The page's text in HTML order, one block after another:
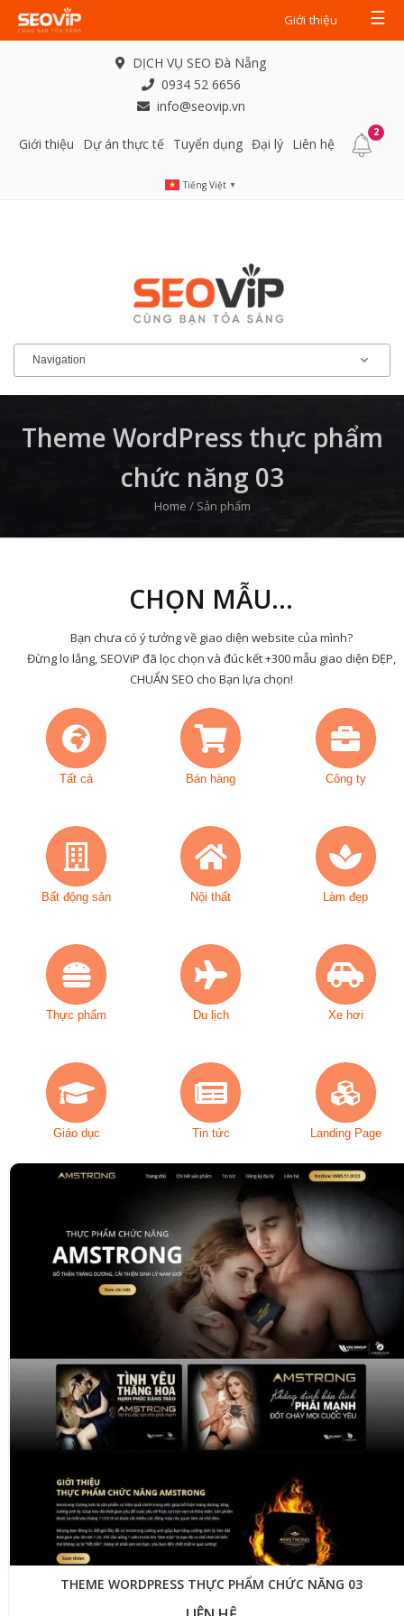
Giới thiệu ☰
DỊCH VỤ SEO Đà Nẵng
0934 52 6656
info@seovip.vn
Giới thiệu Dự án thực tế Tuyển dụng Đại lý Liên hệ
2
Tiếng Việt ▼
Theme WordPress thực phẩm
chức năng 03
Home / Sản phẩm
CHỌN MẪU...
Bạn chưa có ý tưởng về giao diện website của mình?
Đừng lo lắng, SEOViP đã lọc chọn và đúc kết +300 mẫu giao diện ĐẸP,
CHUẨN SEO cho Bạn lựa chọn!
Tất cả Bán hàng Công ty
Bất động sản Nội thất Làm đẹp
Thực phẩm Du lịch Xe hơi
Giáo dục Tin tức Landing Page
THEME WORDPRESS THỰC PHẨM CHỨC NĂNG 03